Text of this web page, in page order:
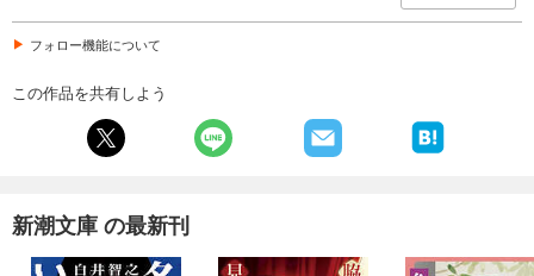
フォロー機能について
この作品を共有しよう
新潮文庫 の最新刊